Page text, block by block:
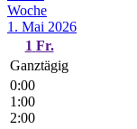
Woche
1. Mai 2026
1 Fr.
Ganztägig
0:00
1:00
2:00